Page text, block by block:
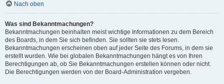
Nach oben
Was sind Bekanntmachungen?
Bekanntmachungen beinhalten meist wichtige Informationen zu dem Bereich
des Boards, in dem Sie sich befinden. Sie sollten sie stets lesen.
Bekanntmachungen erscheinen oben auf jeder Seite des Forums, in dem sie
erstellt wurden. Wie bei globalen Bekanntmachungen hängt es von Ihren
Berechtigungen ab, ob Sie Bekanntmachungen erstellen können oder nicht.
Die Berechtigungen werden von der Board-Administration vergeben.